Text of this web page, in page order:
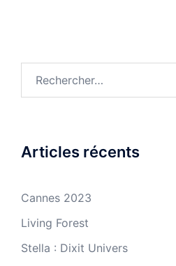
Articles récents
Cannes 2023
Living Forest
Stella : Dixit Univers